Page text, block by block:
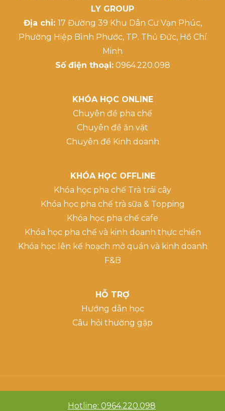
LY GROUP
Địa chỉ: 17 Đường 39 Khu Dân Cư Vạn Phúc,
Phường Hiệp Bình Phước, TP. Thủ Đức, Hồ Chí
Minh
Số điện thoại:0964.220.098
KHÓA HỌC ONLINE
Chuyên đề pha chế
Chuyên đề ăn vặt
Chuyên đề Kinh doanh
KHÓA HỌC OFFLINE
Khóa học pha chế Trà trái cây
Khóa học pha chế trà sữa & Topping
Khóa học pha chế cafe
Khóa học pha chế và kinh doanh thực chiến
Khóa học lên kế hoạch mở quán và kinh doanh
F&B
HỖ TRỢ
Hướng dẫn học
Câu hỏi thường gặp
Hotline: 0964.220.098